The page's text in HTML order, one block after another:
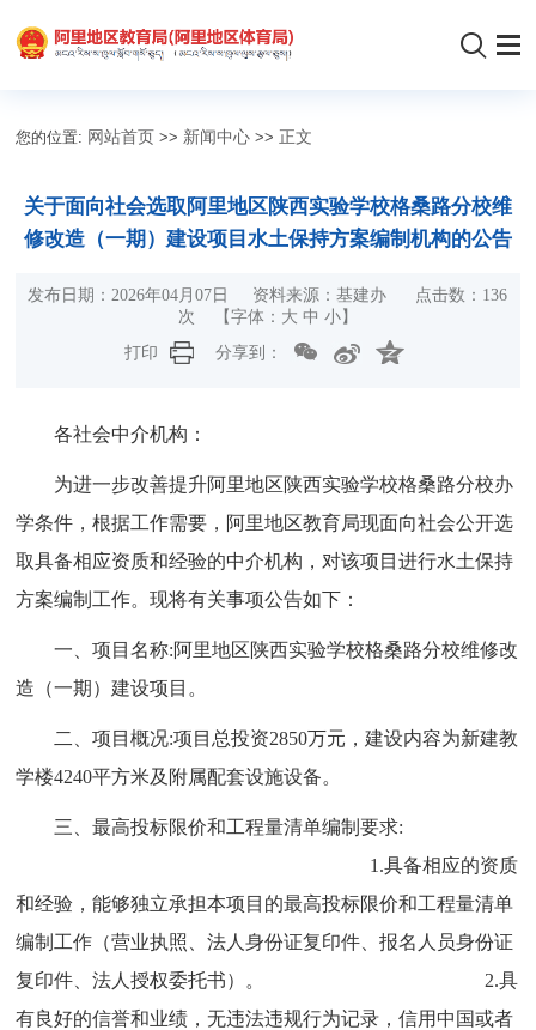
您的位置: 网站首页 >> 新闻中心 >> 正文
关于面向社会选取阿里地区陕西实验学校格桑路分校维
修改造（一期）建设项目水土保持方案编制机构的公告
发布日期：2026年04月07日 资料来源：基建办 点击数： 136
次
【字体： 大 中 小】
打印
分享到：
各社会中介机构：
为进一步改善提升阿里地区陕西实验学校格桑路分校办
学条件，根据工作需要，阿里地区教育局现面向社会公开选
取具备相应资质和经验的中介机构，对该项目进行水土保持
方案编制工作。现将有关事项公告如下：
一、项目名称:阿里地区陕西实验学校格桑路分校维修改
造（一期）建设项目。
二、项目概况:项目总投资2850万元，建设内容为新建教
学楼4240平方米及附属配套设施设备。
三、最高投标限价和工程量清单编制要求:
1.具备相应的资质
和经验，能够独立承担本项目的最高投标限价和工程量清单
编制工作（营业执照、法人身份证复印件、报名人员身份证
复印件、法人授权委托书）。 2.具
有良好的信誉和业绩，无违法违规行为记录，信用中国或者